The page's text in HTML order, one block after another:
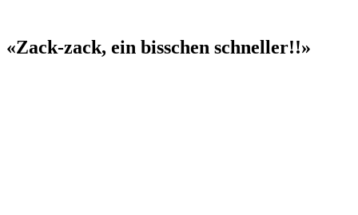
«Zack-zack, ein bisschen schneller!!»